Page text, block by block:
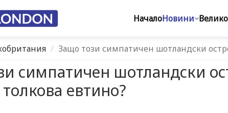
НачалоНовини
Защо този симпатичен шотландски
симпатичен шотландски
евтино?